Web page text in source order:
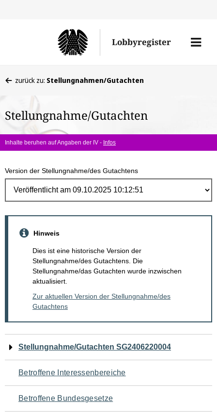
Lobbyregister
Menü
befinden
hier:
zurück zu: Stellungnahmen/Gutachten
Stellungnahme/Gutachten
Inhalte beruhen auf Angaben der IV - Infos
Version der Stellungnahme/des Gutachtens
Hinweis
Dies ist eine historische Version der
Stellungnahme/des Gutachtens. Die
Stellungnahme/das Gutachten wurde inzwischen
aktualisiert.
Zur aktuellen Version der Stellungnahme/des
Gutachtens
Navigation
für
den
Seiteninhalt
Stellungnahme/Gutachten SG2406220004
Betroffene Interessenbereiche
Betroffene Bundesgesetze